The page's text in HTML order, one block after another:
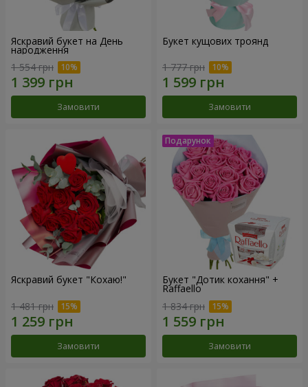
Яскравий букет на День
народження
1 554 грн
Замовити
Букет кущових троянд
1 777 грн
Замовити
Яскравий букет "Кохаю!"
1 481 грн
Замовити
Букет "Дотик кохання" +
Raffaello
1 834 грн
Замовити